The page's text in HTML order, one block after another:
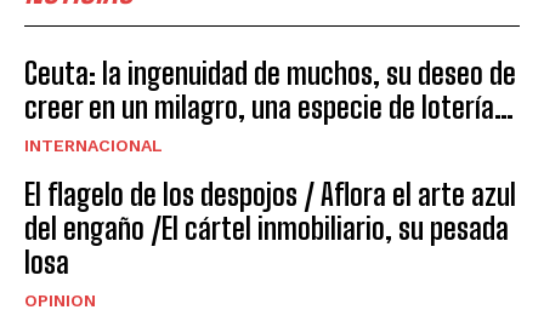
Ceuta: la ingenuidad de muchos, su deseo de
creer en un milagro, una especie de lotería…
INTERNACIONAL
El flagelo de los despojos / Aflora el arte azul
del engaño /El cártel inmobiliario, su pesada
losa
OPINION